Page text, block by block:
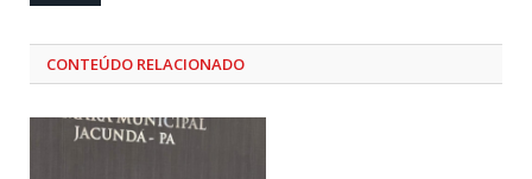
CONTEÚDO RELACIONADO